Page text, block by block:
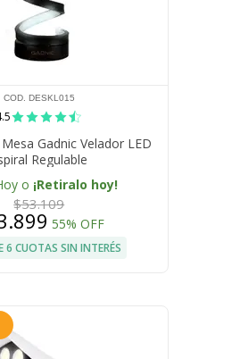
COD. DESKL015
Gadnic Velador LED
Regulable
o ¡Retiralo hoy!
$53.109
55% OFF
6 CUOTAS SIN INTERÉS